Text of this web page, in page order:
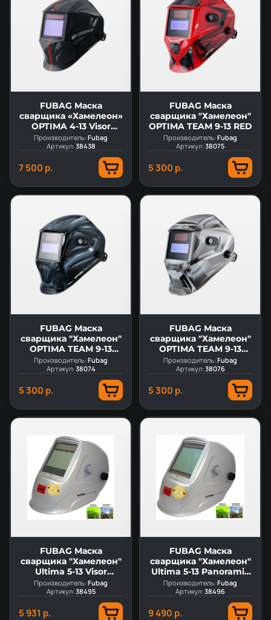
FUBAG Маска
сварщика «Хамелеон»
OPTIMA 4-13 Visor
Black
Производитель:Fubag
Артикул:38438
7 500 р.
FUBAG Маска
сварщика "Хамелеон"
OPTIMA TEAM 9-13 RED
Производитель:Fubag
Артикул:38075
5 300 р.
FUBAG Маска
сварщика "Хамелеон"
OPTIMA TEAM 9-13
BLACK
Производитель:Fubag
Артикул:38074
5 300 р.
FUBAG Маска
сварщика "Хамелеон"
OPTIMA TEAM 9-13
SILVER
Производитель:Fubag
Артикул:38076
5 300 р.
FUBAG Маска
сварщика "Хамелеон"
Ultima 5-13 Visor
Natural Color
Производитель:Fubag
Артикул:38495
5 931 р.
FUBAG Маска
сварщика "Хамелеон"
Ultima 5-13 Panoramic
Natural Color
Производитель:Fubag
Артикул:38496
9 490 р.